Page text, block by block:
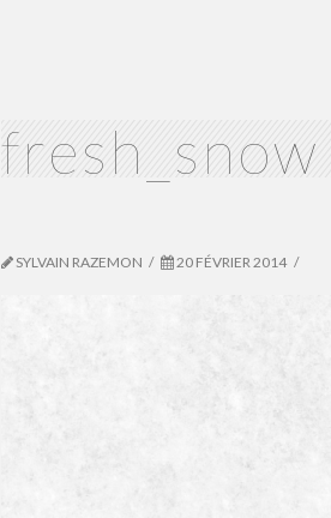
fresh_snow
SYLVAIN RAZEMON 20 FÉVRIER 2014